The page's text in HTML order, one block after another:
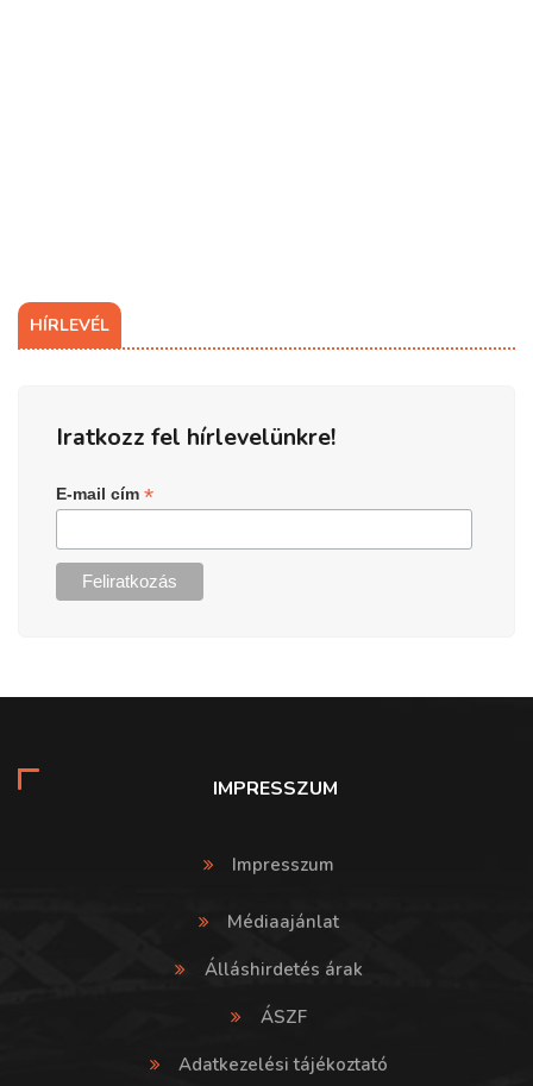
HÍRLEVÉL
Iratkozz fel hírlevelünkre!
E-mail cím*
IMPRESSZUM
Impresszum
Médiaajánlat
Álláshirdetés árak
ÁSZF
Adatkezelési tájékoztató